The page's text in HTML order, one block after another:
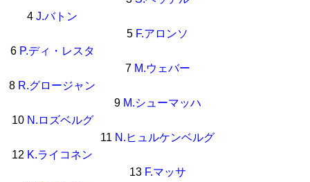
4 J.バトン
5 F.アロンソ
6 P.ディ・レスタ
7 M.ウェバー
8 R.グロージャン
9 M.シューマッハ
10 N.ロズベルグ
11 N.ヒュルケンベルグ
12 K.ライコネン
13 F.マッサ